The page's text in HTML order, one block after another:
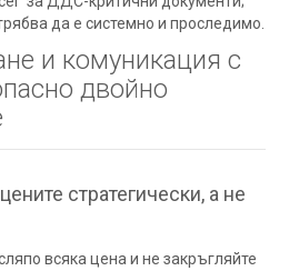
да е системно и проследимо.
и комуникация с
двойно
стратегически, а не
всяка цена и не закръгляйте